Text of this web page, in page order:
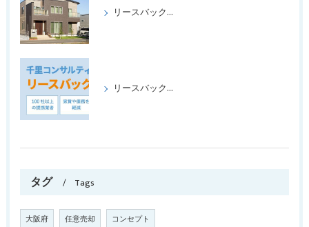
リースバックをして、喜ばれたケース、パートⅡ
リースバックの成功事例パート1
タグ Tags
大阪府 任意売却 コンセプト